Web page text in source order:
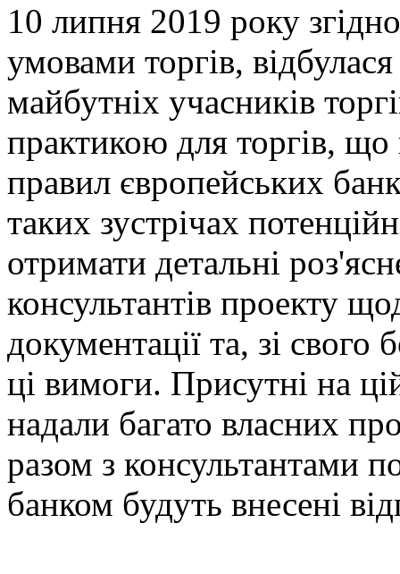
10 липня 2019 року
умовами торгів,
майбутніх учасників
практикою для торгів, що
правил європейських
таких зустрічах
отримати детальні
консультантів проекту
документації та, зі свого
ці вимоги. Присутні на
надали багато власних
разом з консультантами
банком будуть внесені